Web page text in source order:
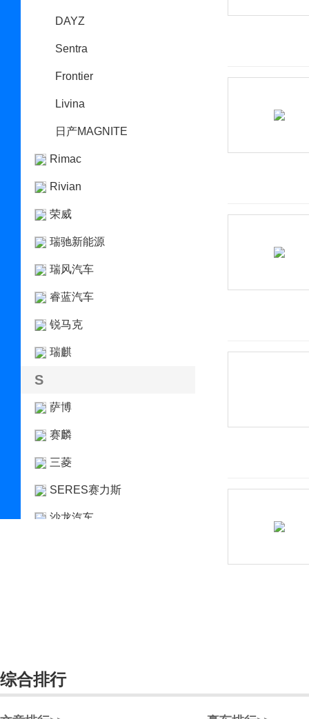
DAYZ
Sentra
Frontier
Livina
日产MAGNITE
Rimac
Rivian
荣威
瑞驰新能源
瑞风汽车
睿蓝汽车
锐马克
瑞麒
S
萨博
赛麟
三菱
SERES赛力斯
沙龙汽车
斯巴鲁
综合排行